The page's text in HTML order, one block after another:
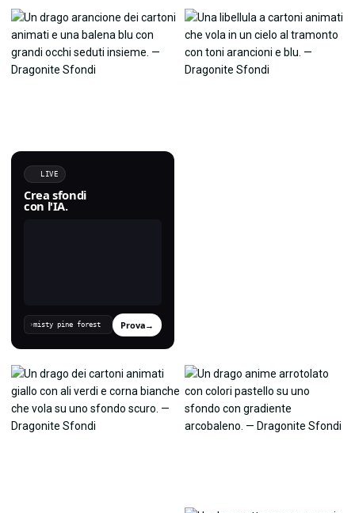
LIVE
Crea sfondi
con l'IA.
› Prova→